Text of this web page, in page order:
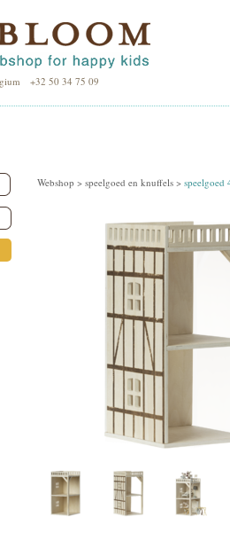
+32 50 34 75 09
Webshop > speelgoed en knuffels > speelgoed